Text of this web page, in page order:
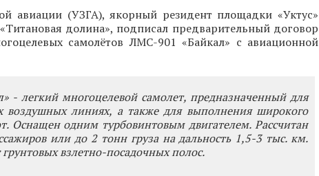
авиации (УЗГА), якорный резидент площадки «Уктус»
долина», подписал предварительный договор
самолётов ЛМС-901 «Байкал» с авиационной
- легкий многоцелевой самолет, предназначенный для
воздушных линиях, а также для выполнения широкого
Оснащен одним турбовинтовым двигателем. Рассчитан
или до 2 тонн груза на дальность 1,5-3 тыс. км.
взлетно-посадочных полос.